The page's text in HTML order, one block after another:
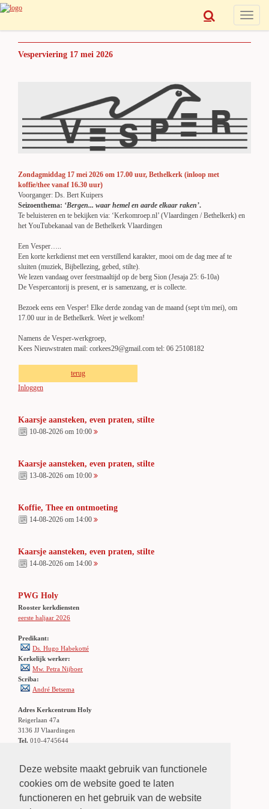
Deze website maakt gebruik van functionele
cookies om de website goed te laten
functioneren en het gebruik van de website
Toggle
Vesperviering 17 mei 2026
Zondagmiddag 17 mei 2026 om 17.00 uur, Bethelkerk (inloop met
koffie/thee vanaf 16.30 uur)
Voorganger: Ds. Bert Kuipers
Seizoenthema: ‘Bergen... waar hemel en aarde elkaar raken’.
Te beluisteren en te bekijken via: ‘Kerkomroep.nl’ (Vlaardingen / Bethelkerk) en
het YouTubekanaal van de Bethelkerk Vlaardingen
Een Vesper…..
Een korte kerkdienst met een verstillend karakter, mooi om de dag mee af te
sluiten (muziek, Bijbellezing, gebed, stilte).
We lezen vandaag over feestmaaltijd op de berg Sion (Jesaja 25: 6-10a)
De Vespercantorij is present, er is samenzang, er is collecte.
Bezoek eens een Vesper! Elke derde zondag van de maand (sept t/m mei), om
17.00 uur in de Bethelkerk. Weet je welkom!
Namens de Vesper-werkgroep,
Kees Nieuwstraten mail: corkees29@gmail.com tel: 06 25108182
terug
Inloggen
Kaarsje aansteken, even praten, stilte
10-08-2026 om 10:00
Kaarsje aansteken, even praten, stilte
13-08-2026 om 10:00
Koffie, Thee en ontmoeting
14-08-2026 om 14:00
Kaarsje aansteken, even praten, stilte
14-08-2026 om 14:00
PWG Holy
Rooster kerkdiensten
eerste haljaar 2026
Predikant:
Ds. Hugo Habekotté
Kerkelijk werker:
Mw. Petra Nijboer
Scriba:
André Betsema
Adres Kerkcentrum Holy
Reigerlaan 47a
3136 JJ Vlaardingen
Tel. 010-4745644
halte Holierhoek
LINKS